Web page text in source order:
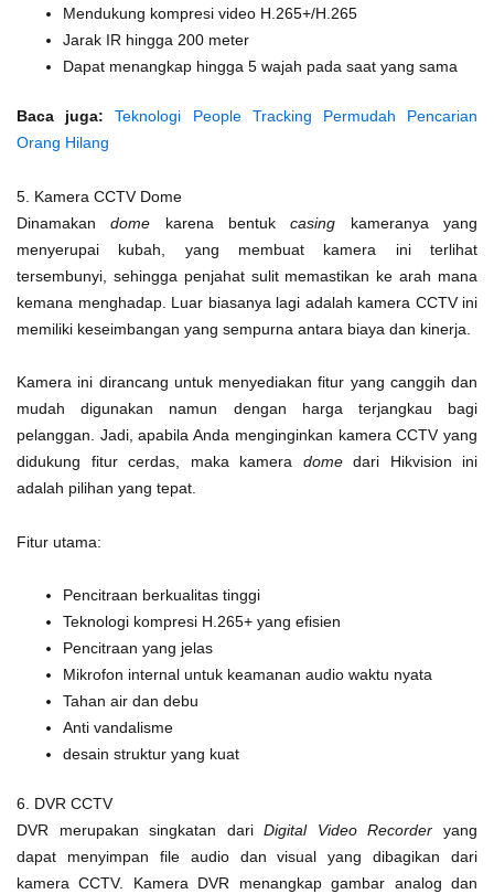
Mendukung kompresi video H.265+/H.265
Jarak IR hingga 200 meter
Dapat menangkap hingga 5 wajah pada saat yang sama
Baca juga:Teknologi People Tracking Permudah Pencarian
Orang Hilang
5. Kamera CCTV Dome
Dinamakandome karena bentukcasing kameranya yang
menyerupai kubah, yang membuat kamera ini terlihat
tersembunyi, sehingga penjahat sulit memastikan ke arah mana
kemana menghadap. Luar biasanya lagi adalah kamera CCTV ini
memiliki keseimbangan yang sempurna antara biaya dan kinerja.
Kamera ini dirancang untuk menyediakan fitur yang canggih dan
mudah digunakan namun dengan harga terjangkau bagi
pelanggan. Jadi, apabila Anda menginginkan kamera CCTV yang
didukung fitur cerdas, maka kamera domedari Hikvision ini
adalah pilihan yang tepat.
Fitur utama:
Pencitraan berkualitas tinggi
Teknologi kompresi H.265+ yang efisien
Pencitraan yang jelas
Mikrofon internal untuk keamanan audio waktu nyata
Tahan air dan debu
Anti vandalisme
desain struktur yang kuat
6. DVR CCTV
DVR merupakan singkatan dariDigital Video Recorder yang
dapat menyimpan file audio dan visual yang dibagikan dari
kamera CCTV. Kamera DVR menangkap gambar analog dan